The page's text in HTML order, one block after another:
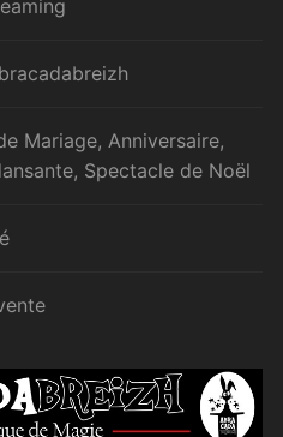
Mariage, Anniversaire,
Spectacle de Noël